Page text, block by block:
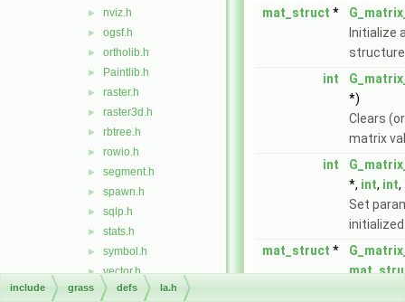
► nviz.h
► ogsf.h
► ortholib.h
► Paintlib.h
► raster.h
► raster3d.h
► rbtree.h
► rowio.h
► segment.h
► spawn.h
► sqlp.h
► stats.h
► symbol.h
► vector.h
► vedit.h
mat_struct *
Initialize
int
*)
Clears
matrix
int
*, int, int,
Set
mat_struct *
include grass defs la.h